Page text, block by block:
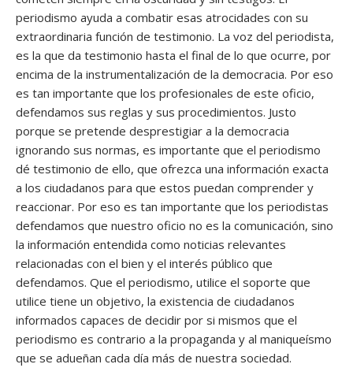
periodismo ayuda a combatir esas atrocidades con su
extraordinaria función de testimonio. La voz del periodista,
es la que da testimonio hasta el final de lo que ocurre, por
encima de la instrumentalización de la democracia. Por eso
es tan importante que los profesionales de este oficio,
defendamos sus reglas y sus procedimientos. Justo
porque se pretende desprestigiar a la democracia
ignorando sus normas, es importante que el periodismo
dé testimonio de ello, que ofrezca una información exacta
a los ciudadanos para que estos puedan comprender y
reaccionar. Por eso es tan importante que los periodistas
defendamos que nuestro oficio no es la comunicación, sino
la información entendida como noticias relevantes
relacionadas con el bien y el interés público que
defendamos. Que el periodismo, utilice el soporte que
utilice tiene un objetivo, la existencia de ciudadanos
informados capaces de decidir por si mismos que el
periodismo es contrario a la propaganda y al maniqueísmo
que se adueñan cada día más de nuestra sociedad.